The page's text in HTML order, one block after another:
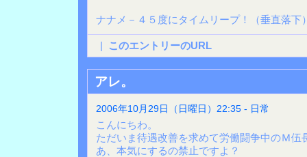
ナナメ－４５度にタイムリープ！（垂直落下
| このエントリーのURL
アレ。
2006年10月29日（日曜日）22:35 - 日常
こんにちわ。
ただいま待遇改善を求めて労働闘争中のＭ伍
あ、本気にするの禁止ですよ？